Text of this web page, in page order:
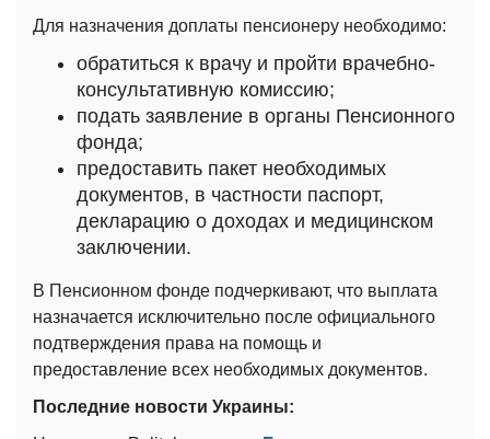
Для назначения доплаты пенсионеру необходимо:
обратиться к врачу и пройти врачебно-
консультативную комиссию;
подать заявление в органы Пенсионного
фонда;
предоставить пакет необходимых
документов, в частности паспорт,
декларацию о доходах и медицинском
заключении.
В Пенсионном фонде подчеркивают, что выплата
назначается исключительно после официального
подтверждения права на помощь и
предоставление всех необходимых документов.
Последние новости Украины: